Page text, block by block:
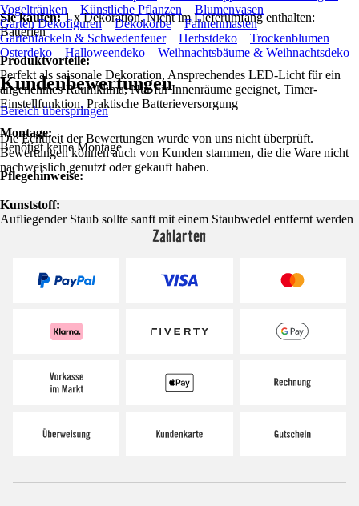
Sie kaufen:1 x Dekoration, Nicht im Lieferumfang enthalten:
Batterien
Produktvorteile:
Perfekt als saisonale Dekoration, Ansprechendes LED-Licht für ein
angenehmes Raumklima, Nur für Innenräume geeignet, Timer-
Einstellfunktion, Praktische Batterieversorgung
Montage:
Benötigt keine Montage
Pflegehinweise:
Kunststoff:
Aufliegender Staub sollte sanft mit einem Staubwedel entfernt werden
Vogeltränken
Künstliche Pflanzen
Blumenvasen
Garten Dekofiguren
Dekokörbe
Fahnenmasten
Gartenfackeln & Schwedenfeuer
Herbstdeko
Trockenblumen
Osterdeko
Halloweendeko Weihnachtsbäume & Weihnachtsdeko
Kundenbewertungen
Bereich überspringen
Die Echtheit der Bewertungen wurde von uns nicht überprüft.
Bewertungen können auch von Kunden stammen, die die Ware nicht
nachweislich genutzt oder gekauft haben.
Zahlarten